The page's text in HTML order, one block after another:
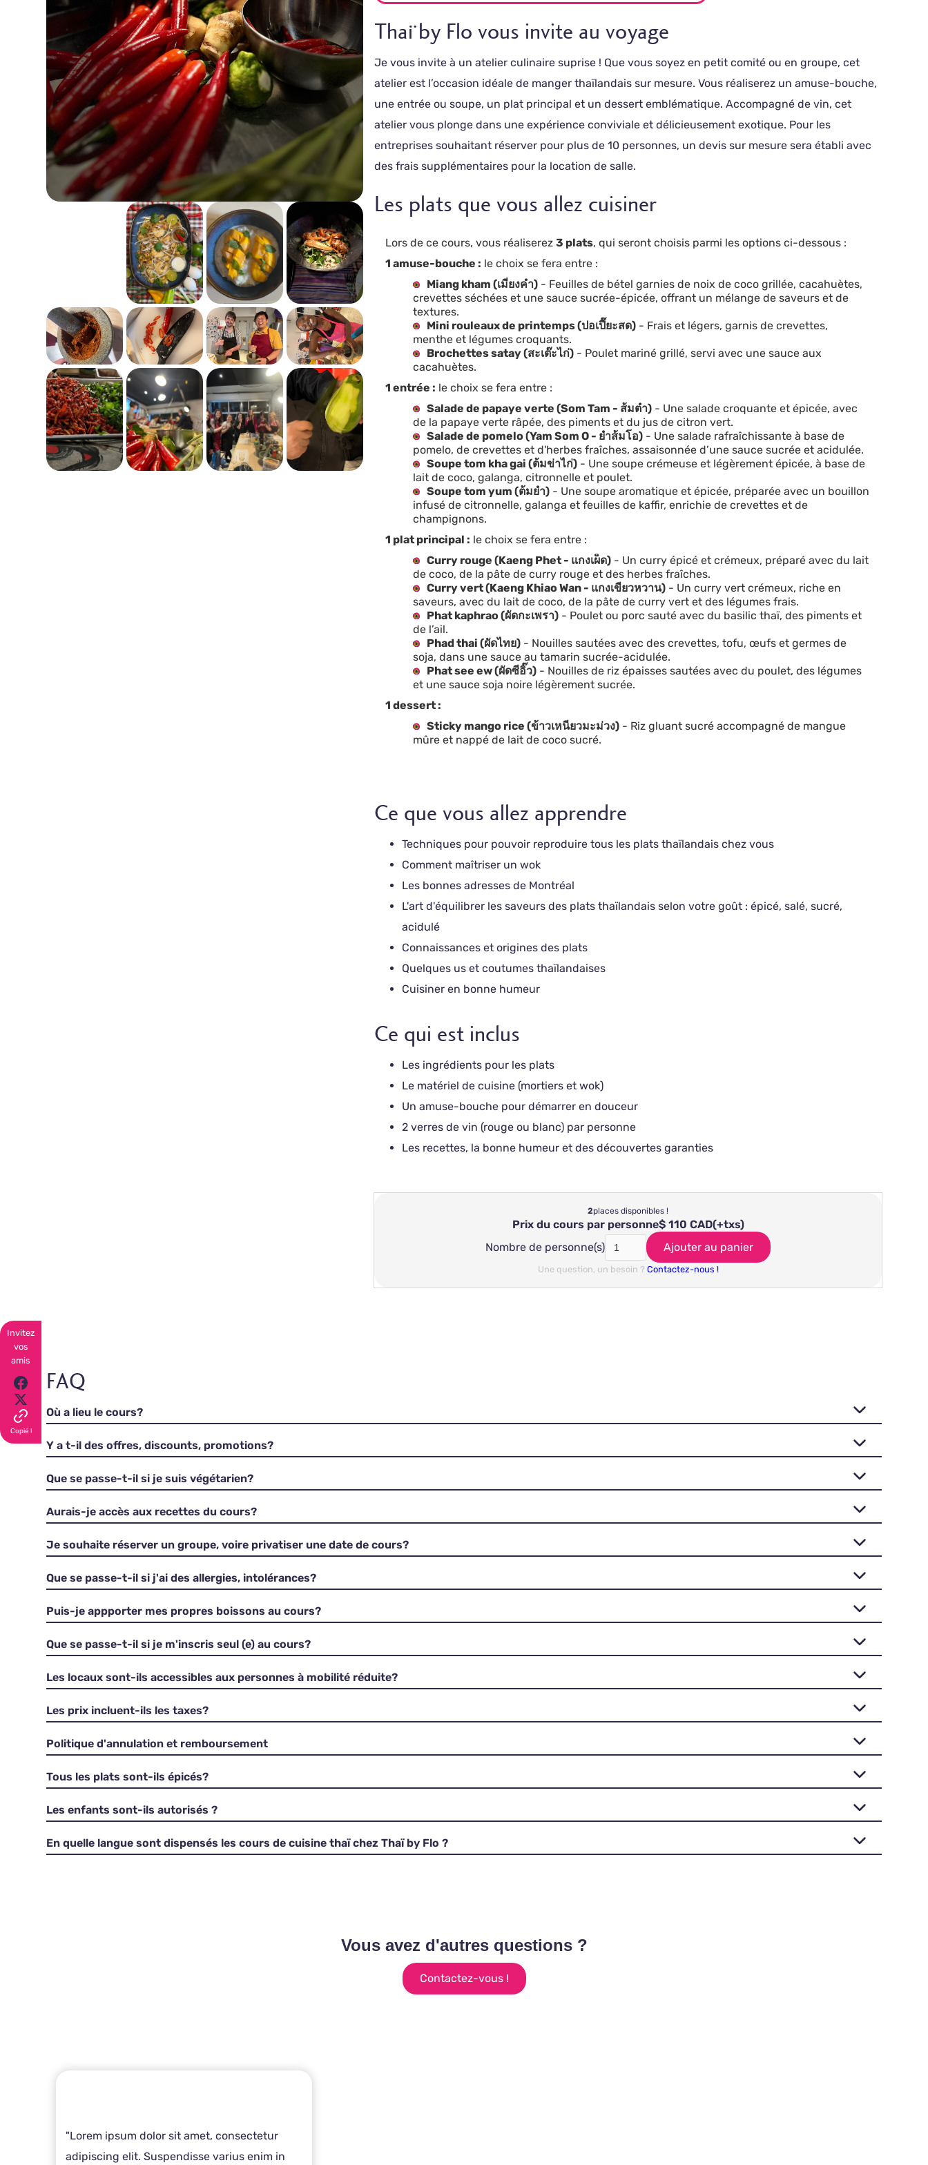
Thaï by Flo vous invite au voyage
Je vous invite à un atelier culinaire suprise ! Que vous soyez en petit comité ou en groupe, cet
atelier est l’occasion idéale de manger thaïlandais sur mesure. Vous réaliserez un amuse-bouche,
une entrée ou soupe, un plat principal et un dessert emblématique. Accompagné de vin, cet
atelier vous plonge dans une expérience conviviale et délicieusement exotique. Pour les
entreprises souhaitant réserver pour plus de 10 personnes, un devis sur mesure sera établi avec
des frais supplémentaires pour la location de salle.
Les plats que vous allez cuisiner
Lors de ce cours, vous réaliserez3 plats, qui seront choisis parmi les options ci-dessous :
1 amuse-bouche : le choix se fera entre :
Miang kham (เมี่ยงคำ) - Feuilles de bétel garnies de noix de coco grillée, cacahuètes,
crevettes séchées et une sauce sucrée-épicée, offrant un mélange de saveurs et de
textures.
Mini rouleaux de printemps (ปอเปี๊ยะสด) - Frais et légers, garnis de crevettes,
menthe et légumes croquants.
Brochettes satay (สะเต๊ะไก่) - Poulet mariné grillé, servi avec une sauce aux
cacahuètes.
1 entrée : le choix se fera entre :
Salade de papaye verte (Som Tam - ส้มตำ) - Une salade croquante et épicée, avec
de la papaye verte râpée, des piments et du jus de citron vert.
Salade de pomelo (Yam Som O - ยำส้มโอ) - Une salade rafraîchissante à base de
pomelo, de crevettes et d'herbes fraîches, assaisonnée d’une sauce sucrée et acidulée.
Soupe tom kha gai (ต้มข่าไก่) - Une soupe crémeuse et légèrement épicée, à base de
lait de coco, galanga, citronnelle et poulet.
Soupe tom yum (ต้มยำ) - Une soupe aromatique et épicée, préparée avec un bouillon
infusé de citronnelle, galanga et feuilles de kaffir, enrichie de crevettes et de
champignons.
1 plat principal : le choix se fera entre :
Curry rouge (Kaeng Phet - แกงเผ็ด) - Un curry épicé et crémeux, préparé avec du lait
de coco, de la pâte de curry rouge et des herbes fraîches.
Curry vert (Kaeng Khiao Wan - แกงเขียวหวาน) - Un curry vert crémeux, riche en
saveurs, avec du lait de coco, de la pâte de curry vert et des légumes frais.
Phat kaphrao (ผัดกะเพรา) - Poulet ou porc sauté avec du basilic thaï, des piments et
de l’ail.
Phad thai (ผัดไทย) - Nouilles sautées avec des crevettes, tofu, œufs et germes de
soja, dans une sauce au tamarin sucrée-acidulée.
Phat see ew (ผัดซีอิ๊ว) - Nouilles de riz épaisses sautées avec du poulet, des légumes
et une sauce soja noire légèrement sucrée.
1 dessert :
Sticky mango rice (ข้าวเหนียวมะม่วง) - Riz gluant sucré accompagné de mangue
mûre et nappé de lait de coco sucré.
Ce que vous allez apprendre
Techniques pour pouvoir reproduire tous les plats thaïlandais chez vous
Comment maîtriser un wok
Les bonnes adresses de Montréal
L'art d'équilibrer les saveurs des plats thaïlandais selon votre goût : épicé, salé, sucré,
acidulé
Connaissances et origines des plats
Quelques us et coutumes thaïlandaises
Cuisiner en bonne humeur
Ce qui est inclus
Les ingrédients pour les plats
Le matériel de cuisine (mortiers et wok)
Un amuse-bouche pour démarrer en douceur
2 verres de vin (rouge ou blanc) par personne
Les recettes, la bonne humeur et des découvertes garanties
2places disponibles !
Prix du cours par personne$ 110 CAD(+txs)
Nombre de personne(s)
Une question, un besoin ? Contactez-nous !
Invitez
vos
amis
Copié !
FAQ
Où a lieu le cours?
Y a t-il des offres, discounts, promotions?
Que se passe-t-il si je suis végétarien?
Aurais-je accès aux recettes du cours?
Je souhaite réserver un groupe, voire privatiser une date de cours?
Que se passe-t-il si j'ai des allergies, intolérances?
Puis-je appporter mes propres boissons au cours?
Que se passe-t-il si je m'inscris seul (e) au cours?
Les locaux sont-ils accessibles aux personnes à mobilité réduite?
Les prix incluent-ils les taxes?
Politique d'annulation et remboursement
Tous les plats sont-ils épicés?
Les enfants sont-ils autorisés ?
En quelle langue sont dispensés les cours de cuisine thaï chez Thaï by Flo ?
Vous avez d'autres questions ?
Contactez-vous !
"Lorem ipsum dolor sit amet, consectetur
adipiscing elit. Suspendisse varius enim in